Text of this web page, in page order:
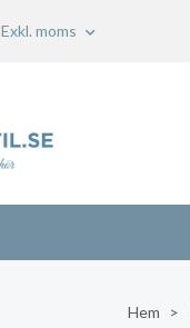
Exkl. moms
Hem